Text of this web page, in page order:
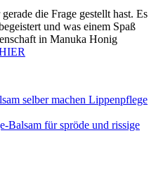
die Frage gestellt hast. Es
und was einem Spaß
in Manuka Honig
Balsam für spröde und rissige